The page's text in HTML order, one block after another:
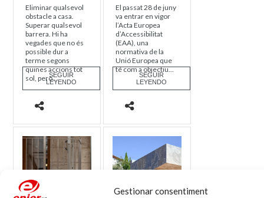
Gestionar consentiment
Eliminar qualsevol
obstacle a casa.
Superar qualsevol
barrera. Hi ha
vegades que no és
possible dur a
terme segons
quines accions tot
sol, però...SEGUIR
LEYENDO
El passat 28 de juny
va entrar en vigor
l’Acta Europea
d’Accessibilitat
(EAA), una
normativa de la
Unió Europea que
té com a objectiu...
SEGUIR
LEYENDO